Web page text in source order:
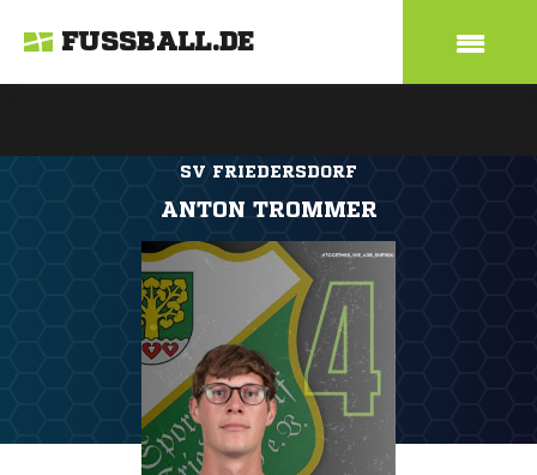
FUSSBALL.DE
SV FRIEDERSDORF
ANTON TROMMER